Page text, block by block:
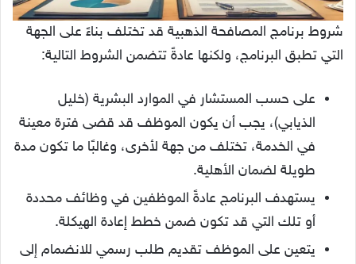
شروط برنامج المصافحة الذهبية قد تختلف بناءً على الجهة
التي تطبق البرنامج، ولكنها عادةً تتضمن الشروط التالية:
على حسب المستشار في الموارد البشرية (خليل
الذيابي)، يجب أن يكون الموظف قد قضى فترة معينة
في الخدمة، تختلف من جهة لأخرى، وغالبًا ما تكون مدة
طويلة لضمان الأهلية.
يستهدف البرنامج عادةً الموظفين في وظائف محددة
أو تلك التي قد تكون ضمن خطط إعادة الهيكلة.
يتعين على الموظف تقديم طلب رسمي للانضمام إلى